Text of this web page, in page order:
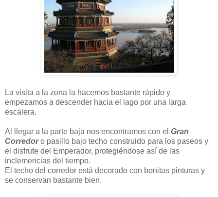
La visita a la zona la hacemos bastante rápido y
empezamos a descender hacia el lago por una larga
escalera.
Al llegar a la parte baja nos encontramos con el Gran
Corredoro pasillo bajo techo construido para los paseos y
el disfrute del Emperador, protegiéndose así de las
inclemencias del tiempo.
El techo del corredor está decorado con bonitas pinturas y
se conservan bastante bien.